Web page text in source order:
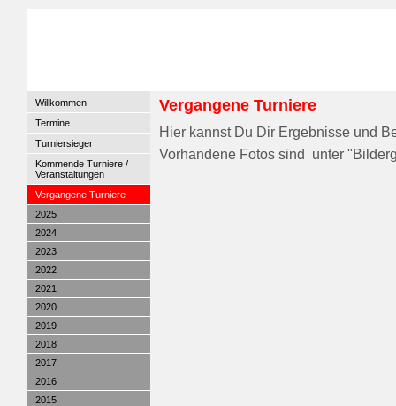
Willkommen
Termine
Turniersieger
Kommende Turniere /
Veranstaltungen
Vergangene Turniere
2025
2024
2023
2022
2021
2020
2019
2018
2017
2016
2015
Vergangene Turniere
Hier kannst Du Dir Ergebnisse und
Vorhandene Fotos sind unter